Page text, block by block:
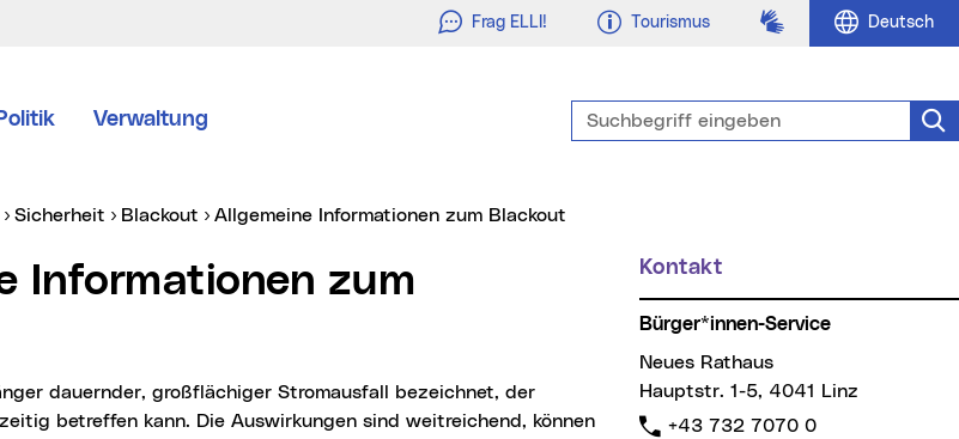
Frag ELLI! Tourismus Gebärdensprache
Deutsch
Verwaltung Suchbegriff eingeben
Sicherheit Blackout Allgemeine Informationen zum Blackout
betreffen kann. Die Auswirkungen sind weitreichend, können
Kontakt
Bürger*innen-Service
Neues Rathaus
Hauptstr. 1-5, 4041 Linz
Telefon:
+43 732 7070 0